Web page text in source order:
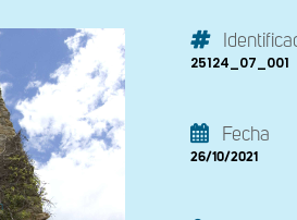
25124_07_001
Fecha
26/10/2021